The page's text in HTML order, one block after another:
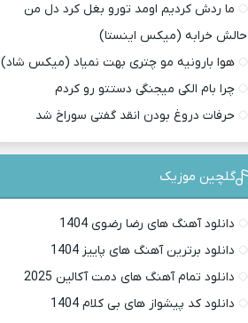
ما ردش کردیم اومد تورو بغل کرد دل من
حالش خرابه (میکس اینستا)
هوا بارونیه مو چتری بهت نمیاد (میکس شاد)
چرا بام الکی میجنگی دستتو رو کردم
حرفات دروغ بودن انقد گفتی سوراخ شد
گلچین موزیک
دانلود آهنگ های رضا رضوی 1404
دانلود برترین آهنگ های پاییز 1404
دانلود تمام آهنگ های دمت آکالین 2025
دانلود کد پیشواز های بی کلام 1404